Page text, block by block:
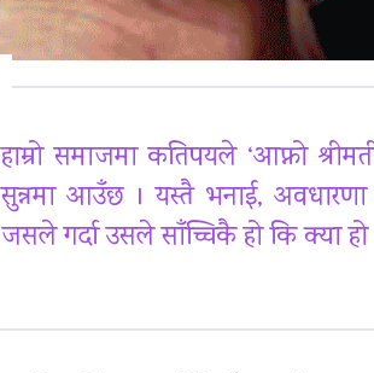
हाम्रो समाजमा कतिपयले ‘आफ्नो
सुन्नमा आउँछ । यस्तै भनाई, अवधारणा
जसले गर्दा उसले साँच्चिकै हो कि क्या हो